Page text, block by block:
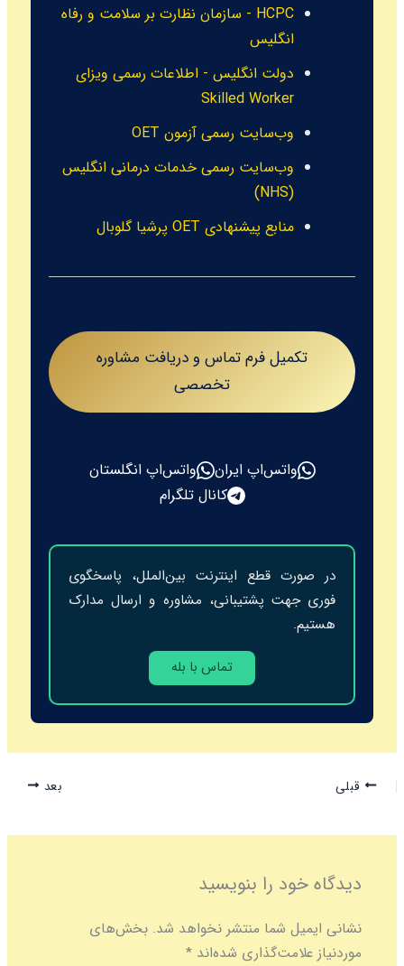
HCPC - سازمان نظارت بر سلامت و رفاه
انگلیس
دولت انگلیس - اطلاعات رسمی ویزای
Skilled Worker
وب‌سایت رسمی آزمون OET
وب‌سایت رسمی خدمات درمانی انگلیس
(NHS)
منابع پیشنهادی OET پرشیا گلوبال
تکمیل فرم تماس و دریافت مشاوره
تخصصی
واتس‌اپ ایران
واتس‌اپ انگلستان
کانال تلگرام
در صورت قطع اینترنت بین‌الملل، پاسخگوی
فوری جهت پشتیبانی، مشاوره و ارسال مدارک
هستیم.
تماس با بله
قبلی بعد
دیدگاه‌ خود را بنویسید
نشانی ایمیل شما منتشر نخواهد شد. بخش‌های
موردنیاز علامت‌گذاری شده‌اند*